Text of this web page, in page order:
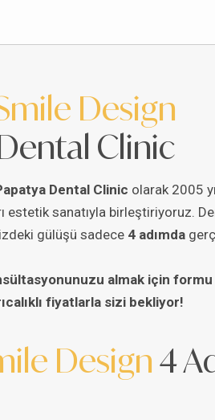
Design
Clinic
Dental Clinic olarak 2005
sanatıyla birleştiriyoruz.
gülüşü sadece 4 adımda
almak için
fiyatlarla sizi bekliyor!
Design4